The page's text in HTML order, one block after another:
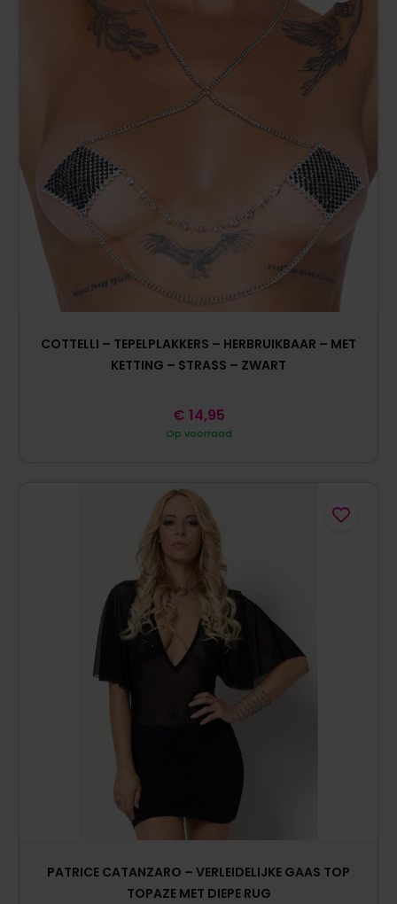
COTTELLI – TEPELPLAKKERS – HERBRUIKBAAR – MET
KETTING – STRASS – ZWART
Op voorraad
€ 14,95
PATRICE CATANZARO – VERLEIDELIJKE GAAS TOP
TOPAZE MET DIEPE RUG